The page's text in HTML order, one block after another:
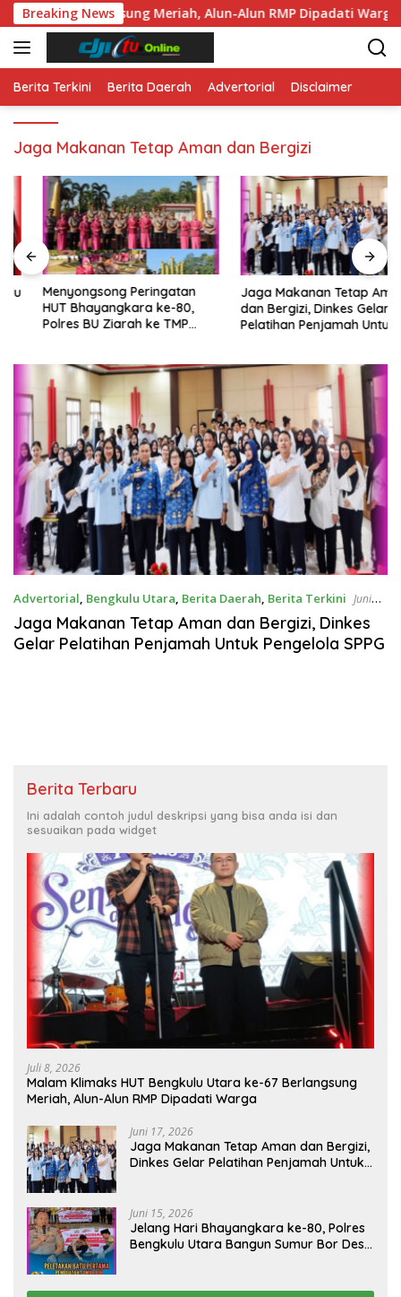
Langsung
ke
konten
Breaking News
Berlangsung Meriah, Alun-Alun RMP Dipadati Warga
Berita Terkini Berita Daerah Advertorial Disclaimer
Jaga Makanan Tetap Aman dan Bergizi
Menyongsong Peringatan
HUT Bhayangkara ke-80,
Polres BU Ziarah ke TMP
Jaga Makanan Tetap Aman
dan Bergizi, Dinkes Gelar
Pelatihan Penjamah Untuk
Advertorial, Bengkulu Utara, Berita Daerah, Berita Terkini Juni
17, 2026
Jaga Makanan Tetap Aman dan Bergizi, Dinkes
Gelar Pelatihan Penjamah Untuk Pengelola SPPG
Berita Terbaru
Ini adalah contoh judul deskripsi yang bisa anda isi dan
sesuaikan pada widget
Juli 8, 2026
Malam Klimaks HUT Bengkulu Utara ke-67 Berlangsung
Meriah, Alun-Alun RMP Dipadati Warga
Juni 17, 2026
Jaga Makanan Tetap Aman dan Bergizi,
Dinkes Gelar Pelatihan Penjamah Untuk
Juni 15, 2026
Jelang Hari Bhayangkara ke-80, Polres
Bengkulu Utara Bangun Sumur Bor Desa